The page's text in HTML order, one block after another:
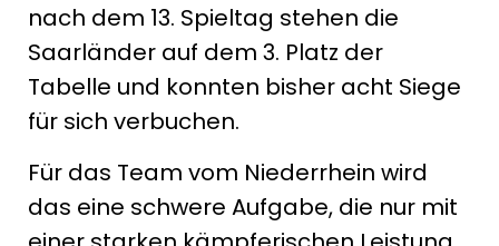
nach dem 13. Spieltag stehen die
Saarländer auf dem 3. Platz der
Tabelle und konnten bisher acht Siege
für sich verbuchen.
Für das Team vom Niederrhein wird
das eine schwere Aufgabe, die nur mit